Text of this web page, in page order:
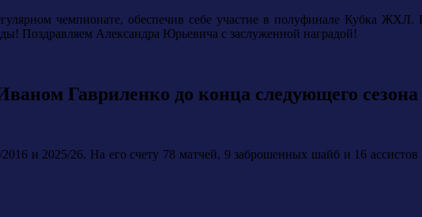
чемпионате, обеспечив себе участие в полуфинале Кубка
Поздравляем Александра Юрьевича с заслуженной наградой!
Гавриленко до конца следующего сезона
и 2025/26. На его счету 78 матчей, 9 заброшенных шайб и 16